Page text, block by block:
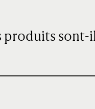
produits sont-